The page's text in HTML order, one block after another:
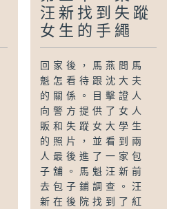
汪新找到失蹤
女生的手繩
回家後，馬燕問馬
魁怎看待跟沈大夫
的關係。目擊證人
向警方提供了女人
販和失蹤女大學生
的照片，並看到兩
人最後進了一家包
子舖。馬魁汪新前
去包子鋪調查。汪
新在後院找到了紅